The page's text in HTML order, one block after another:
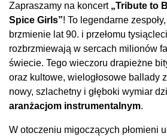
Zapraszamy na koncert „Tribute to
Spice Girls”! To legendarne
brzmienie lat 90. i przełomu
rozbrzmiewają w sercach milionów
świecie. Tego wieczoru drapieżne
oraz kultowe, wielogłosowe ballady
nowy, szlachetny i głęboki wymiar
aranżacjom instrumentalnym.
W otoczeniu migoczących płomieni